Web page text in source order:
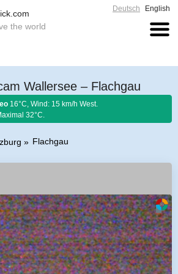
the world
Deutsch English
Wallersee – Flachgau
16°C, Wind: 15 km/h West.
32°C.
Flachgau